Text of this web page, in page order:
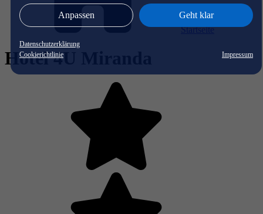
Anpassen Geht klar
Datenschutzerklärung
Cookierichtlinie
Impressum
Startseite
Hotel 4U Miranda